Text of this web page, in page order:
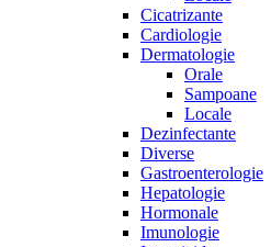
Cicatrizante
Cardiologie
Dermatologie
Orale
Sampoane
Locale
Dezinfectante
Diverse
Gastroenterologie
Hepatologie
Hormonale
Imunologie